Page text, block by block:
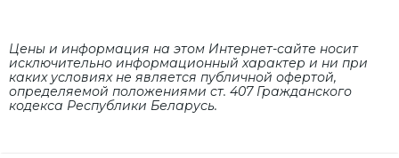
Цены и информация на этом Интернет-сайте носит
исключительно информационный характер и ни при
каких условиях не является публичной офертой,
определяемой положениями cт. 407 Гражданского
кодекса Республики Беларусь.